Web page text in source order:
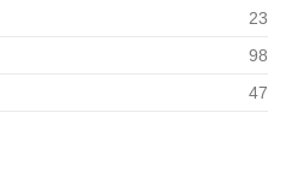
23
98
47